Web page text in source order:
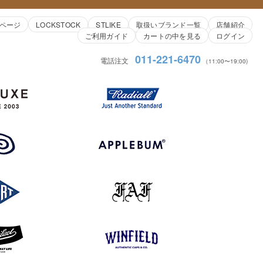
ージ LOCKSTOCK STLIKE 取扱いブランド一覧
店舗紹介
ご利用ガイド
カートの中を見る ログイン
電話注文 011-221-6470 （11:00〜19:00)